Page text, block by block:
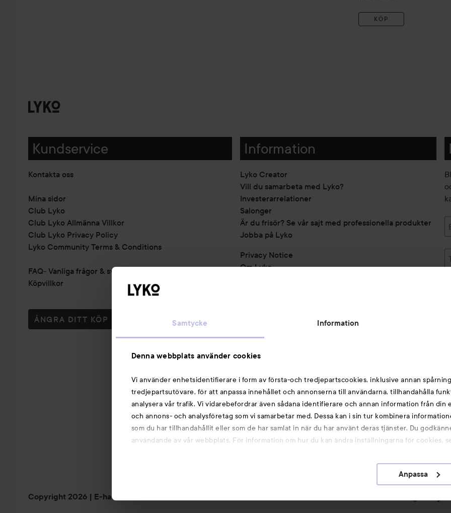
Samtycke Information
Denna webbplats använder cookies
Vi använder enhetsidentifierare i form av första-och tredjepartscookies, inklusive annan
tredjepartsutövare, för att anpassa innehållet och annonserna till användarna, tillhandahålla
analysera vår trafik. Vi vidarebefordrar även sådana identifierare och annan information från din
och annons- och analysföretag som vi samarbetar med. Dessa kan i sin tur kombinera
som du har tillhandahållit eller som de har samlat in när du har använt deras tjänster. Du
användande av vår webbplats. För information om hur du kan ändra inställningarna för cookies,
Anpassa
KÖP
Kundservice
Kontakta oss
Mina sidor
Club Lyko
Club Lyko Allmänna Villkor
Club Lyko Privacy Policy
Lyko Community Terms & Conditions
FAQ- Vanliga frågor & svar
Köpvillkor
ÅNGRA DITT KÖP
Information
Lyko Creator
Vill du samarbeta med Lyko?
Investerarrelationer
Salonger
Är du frisör? Se vår sajt med professionella produkter
Jobba på Lyko
Privacy Notice
Om Lyko
Michael Edwards Fragrances of the World
Cookie Consent
Partners
Du kanske också gillar
Smink
Hårnålar
Copyright 2026 E-handel av Avensia